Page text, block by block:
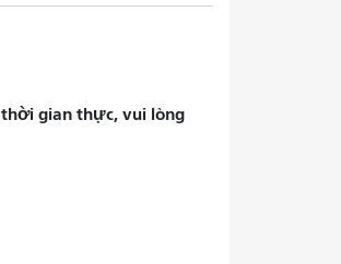
gian thực, vui lòng